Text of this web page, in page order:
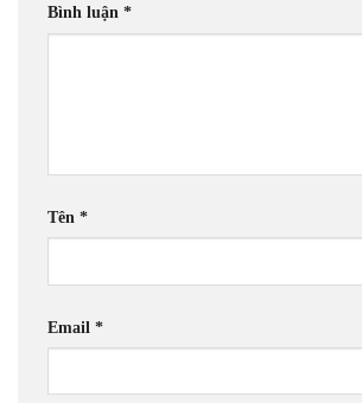
Bình luận *
Tên *
Email *